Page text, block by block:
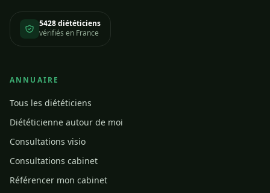
5428 diététiciens
vérifiés en France
ANNUAIRE
Tous les diététiciens
Diététicienne autour de moi
Consultations visio
Consultations cabinet
Référencer mon cabinet